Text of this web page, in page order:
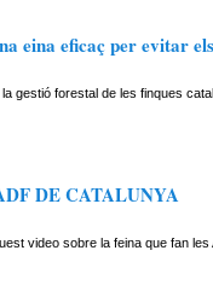
eina eficaç per evitar
gestió forestal de les finques
DE CATALUNYA
video sobre la feina que fan les